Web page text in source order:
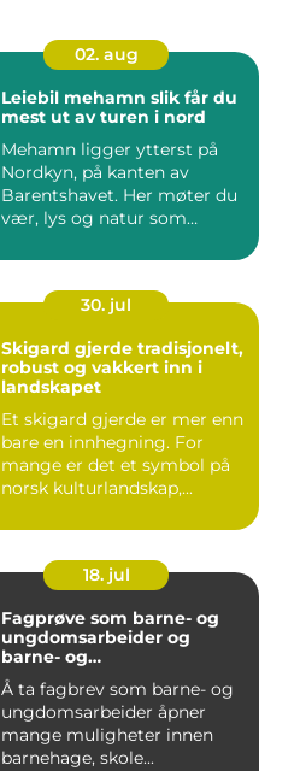
02. aug
Leiebil mehamn slik får du
mest ut av turen i nord
Mehamn ligger ytterst på
Nordkyn, på kanten av
Barentshavet. Her møter du
vær, lys og natur som
30. jul
Skigard gjerde tradisjonelt,
robust og vakkert inn i
landskapet
Et skigard gjerde er mer enn
bare en innhegning. For
mange er det et symbol på
norsk kulturlandskap,...
18. jul
Fagprøve som barne- og
ungdomsarbeider og
barne- og
ungdomsarbeiderfaget VG
Å ta fagbrev som barne- og
ungdomsarbeider åpner
mange muligheter innen
barnehage, skole...